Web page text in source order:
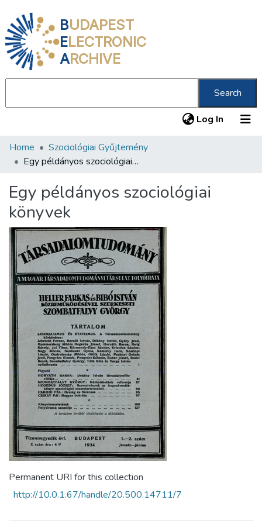
BUDAPEST
ELECTRONIC
ARCHIVE
Search
Log In (current)
Communities & Collections
Statistics
About us
Home
Szociológiai Gyűjtemény
Egy példányos szociológiai könyvek
Egy példányos szociológiai
könyvek
Permanent URI for this collection
http://10.0.1.67/handle/20.500.14711/7